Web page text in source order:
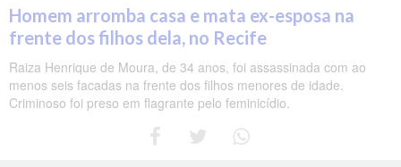
Homem arromba casa e mata ex-esposa na
frente dos filhos dela, no Recife
Raiza Henrique de Moura, de 34 anos, foi assassinada com ao
menos seis facadas na frente dos filhos menores de idade.
Criminoso foi preso em flagrante pelo feminicídio.